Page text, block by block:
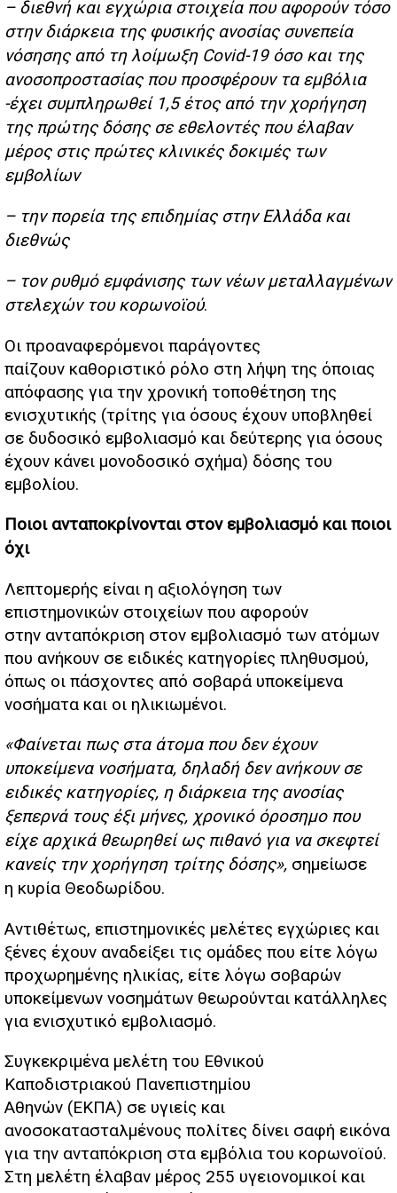
– διεθνή και εγχώρια στοιχεία που αφορούν τόσο
στην διάρκεια της φυσικής ανοσίας συνεπεία
νόσησης από τη λοίμωξη Covid-19 όσο και της
ανοσοπροστασίας που προσφέρουν τα εμβόλια
-έχει συμπληρωθεί 1,5 έτος από την χορήγηση
της πρώτης δόσης σε εθελοντές που έλαβαν
μέρος στις πρώτες κλινικές δοκιμές των
εμβολίων
– την πορεία της επιδημίας στην Ελλάδα και
διεθνώς
– τον ρυθμό εμφάνισης των νέων μεταλλαγμένων
στελεχών του κορωνοϊού.
Οι προαναφερόμενοι παράγοντες
παίζουν καθοριστικό ρόλο στη λήψη της όποιας
απόφασης για την χρονική τοποθέτηση της
ενισχυτικής (τρίτης για όσους έχουν υποβληθεί
σε δυδοσικό εμβολιασμό και δεύτερης για όσους
έχουν κάνει μονοδοσικό σχήμα) δόσης του
εμβολίου.
Ποιοι ανταποκρίνονται στον εμβολιασμό και ποιοι
όχι
Λεπτομερής είναι η αξιολόγηση των
επιστημονικών στοιχείων που αφορούν
στην ανταπόκριση στον εμβολιασμό των ατόμων
που ανήκουν σε ειδικές κατηγορίες πληθυσμού,
όπως οι πάσχοντες από σοβαρά υποκείμενα
νοσήματα και οι ηλικιωμένοι.
«Φαίνεται πως στα άτομα που δεν έχουν
υποκείμενα νοσήματα, δηλαδή δεν ανήκουν σε
ειδικές κατηγορίες, η διάρκεια της ανοσίας
ξεπερνά τους έξι μήνες, χρονικό όροσημο που
είχε αρχικά θεωρηθεί ως πιθανό για να σκεφτεί
κανείς την χορήγηση τρίτης δόσης», σημείωσε
η κυρία Θεοδωρίδου.
Αντιθέτως, επιστημονικές μελέτες εγχώριες και
ξένες έχουν αναδείξει τις ομάδες που είτε λόγω
προχωρημένης ηλικίας, είτε λόγω σοβαρών
υποκείμενων νοσημάτων θεωρούνται κατάλληλες
για ενισχυτικό εμβολιασμό.
Συγκεκριμένα μελέτη του Εθνικού
Καποδιστριακού Πανεπιστημίου
Αθηνών (ΕΚΠΑ) σε υγιείς και
ανοσοκατασταλμένους πολίτες δίνει σαφή εικόνα
για την ανταπόκριση στα εμβόλια του κορωνοϊού.
Στη μελέτη έλαβαν μέρος 255 υγειονομικοί και